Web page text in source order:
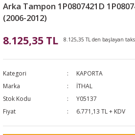
Arka Tampon 1P0807421D
(2006-2012)
8.125,35 TL 8.125,35 TL den başlayan
Kategori
KAPORTA
Marka
İTHAL
Stok Kodu
Y05137
Fiyat
6.771,13 TL + KDV